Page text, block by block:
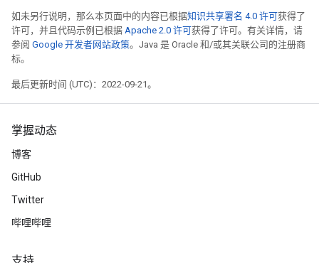
如未另行说明，那么本页面中的内容已根据知识共享署名 4.0 许可获得了
许可，并且代码示例已根据 Apache 2.0 许可获得了许可。有关详情，请
参阅 Google 开发者网站政策。Java 是 Oracle 和/或其关联公司的注册商
标。
最后更新时间 (UTC)：2022-09-21。
掌握动态
博客
GitHub
Twitter
哔哩哔哩